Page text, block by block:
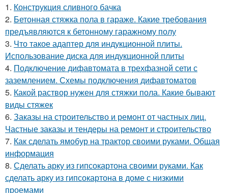
1. Конструкция сливного бачка
2. Бетонная стяжка пола в гараже. Какие требования
предъявляются к бетонному гаражному полу
3. Что такое адаптер для индукционной плиты.
Использование диска для индукционной плиты
4. Подключение дифавтомата в трехфазной сети с
заземлением. Схемы подключения дифавтоматов
5. Какой раствор нужен для стяжки пола. Какие бывают
виды стяжек
6. Заказы на строительство и ремонт от частных лиц.
Частные заказы и тендеры на ремонт и строительство
7. Как сделать ямобур на трактор своими руками. Общая
информация
8. Сделать арку из гипсокартона своими руками. Как
сделать арку из гипсокартона в доме с низкими
проемами